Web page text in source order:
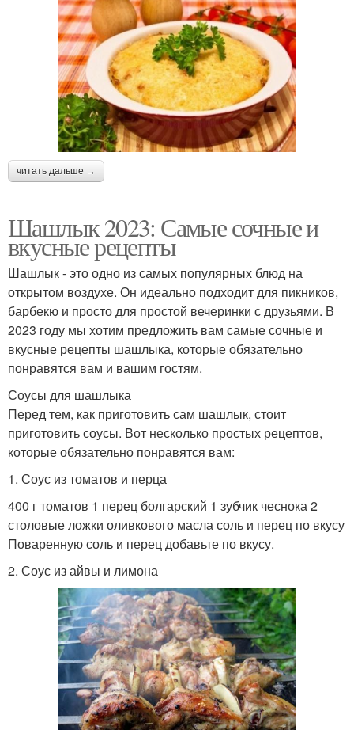
читать дальше →
Шашлык 2023: Самые сочные и
вкусные рецепты
Шашлык - это одно из самых популярных блюд на
открытом воздухе. Он идеально подходит для пикников,
барбекю и просто для простой вечеринки с друзьями. В
2023 году мы хотим предложить вам самые сочные и
вкусные рецепты шашлыка, которые обязательно
понравятся вам и вашим гостям.
Соусы для шашлыка
Перед тем, как приготовить сам шашлык, стоит
приготовить соусы. Вот несколько простых рецептов,
которые обязательно понравятся вам:
1. Соус из томатов и перца
400 г томатов 1 перец болгарский 1 зубчик чеснока 2
столовые ложки оливкового масла соль и перец по вкусу
Поваренную соль и перец добавьте по вкусу.
2. Соус из айвы и лимона